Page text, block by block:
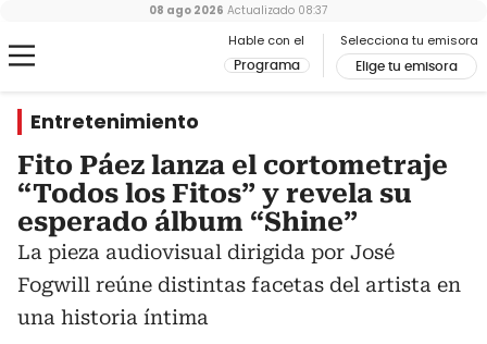
Hable con el
Programa
Selecciona tu emisora
Elige tu emisora
08 ago 2026 Actualizado 08:37
Entretenimiento
Fito Páez lanza el cortometraje
“Todos los Fitos” y revela su
esperado álbum “Shine”
La pieza audiovisual dirigida por José
Fogwill reúne distintas facetas del artista en
una historia íntima